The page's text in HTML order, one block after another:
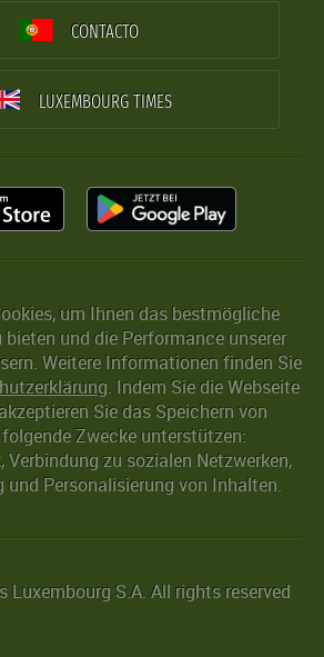
CONTACTO
LUXEMBOURG TIMES
um Ihnen das bestmögliche
bieten und die Performance unserer
Weitere Informationen finden Sie
. Indem Sie die Webseite
Sie das Speichern von
Zwecke unterstützen:
zu sozialen Netzwerken,
und Personalisierung von Inhalten.
Luxembourg S.A. All rights reserved